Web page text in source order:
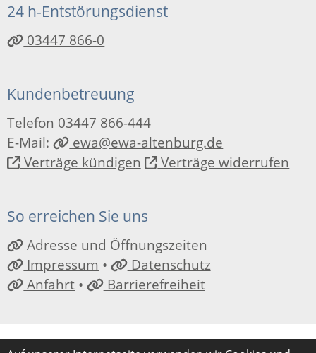
24 h-Entstörungsdienst
03447 866-0
Kundenbetreuung
Telefon 03447 866-444
E-Mail:
ewa@ewa-altenburg.de
Verträge kündigen
Verträge widerrufen
So erreichen Sie uns
Adresse und Öffnungszeiten
Impressum •
Datenschutz
Anfahrt • Barrierefreiheit